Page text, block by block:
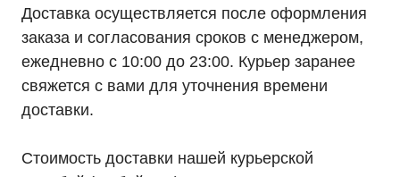
Доставка осуществляется после оформления
заказа и согласования сроков с менеджером,
ежедневно с 10:00 до 23:00. Курьер заранее
свяжется с вами для уточнения времени
доставки.
Стоимость доставки нашей курьерской